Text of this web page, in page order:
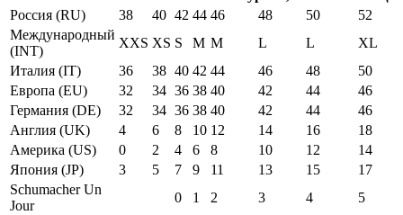
Россия (RU)
38 40 42 44 46 48 50
52
Международный
(INT)
XXS XS S M M L L
XL
Италия (IT)
36 38 40 42 44 46 48
50
Европа (EU)
32 34 36 38 40 42 44
46
Германия (DE)
32 34 36 38 40 42 44
46
Англия (UK)
4 6 8 10 12 14 16
18
Америка (US)
0 2 4 6 8 10 12
14
Япония (JP)
3 5 7 9 11 13 15
17
Schumacher Un
Jour
0 1 2 3 4
5